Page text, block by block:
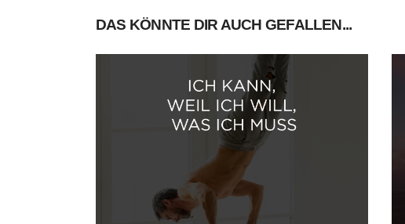
DAS KÖNNTE DIR AUCH GEFALLEN...
Ich kann, weil ich will, was ich
muss.
Motivation